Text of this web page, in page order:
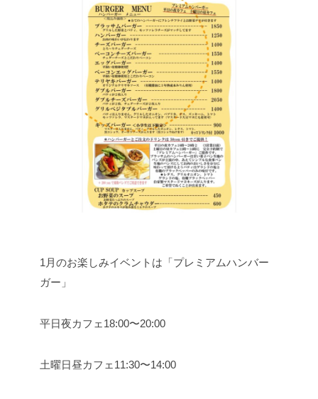
1月のお楽しみイベントは「プレミアムハンバー
ガー」
平日夜カフェ18:00〜20:00
土曜日昼カフェ11:30〜14:00